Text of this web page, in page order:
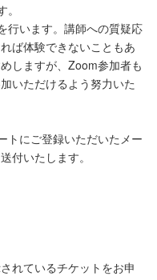
行います。講師への質疑応
ば体験できないこともあ
しますが、Zoom参加者も
いただけるよう努力いた
トにご登録いただいたメー
付いたします。
れているチケットをお申